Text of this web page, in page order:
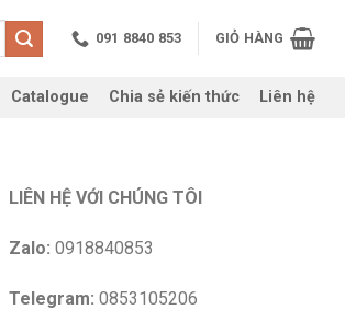
091 8840 853 GIỎ HÀNG
Catalogue Chia sẻ kiến thức Liên hệ
LIÊN HỆ VỚI CHÚNG TÔI
Zalo: 0918840853
Telegram: 0853105206